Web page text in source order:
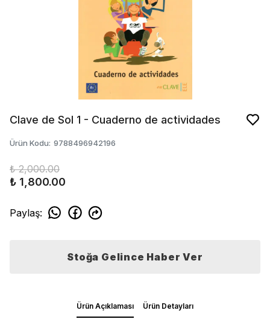
Clave de Sol 1 - Cuaderno de actividades
Ürün Kodu: 9788496942196
₺ 2,000.00
₺ 1,800.00
Paylaş:
Stoğa Gelince Haber Ver
Ürün Açıklaması Ürün Detayları